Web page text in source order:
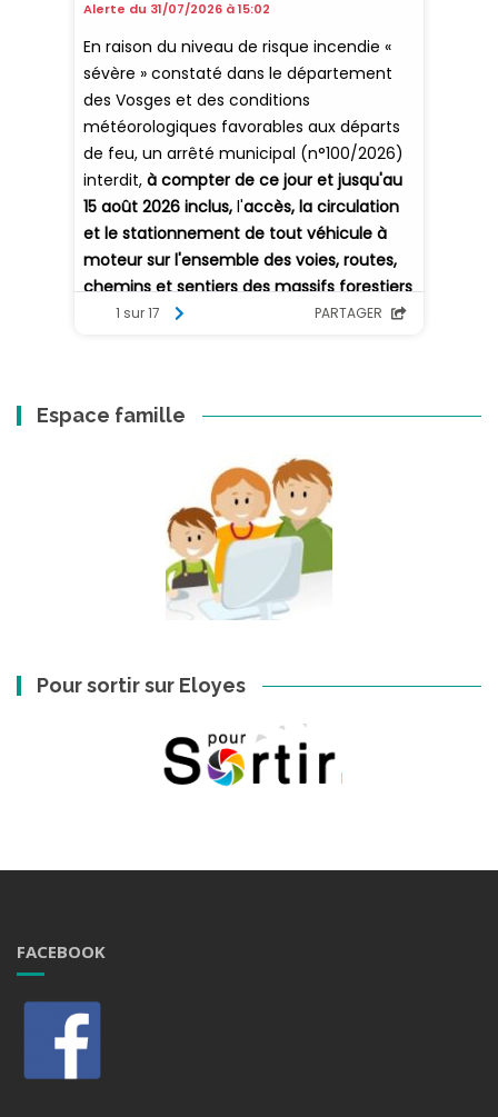
Espace famille
Pour sortir sur Eloyes
FACEBOOK